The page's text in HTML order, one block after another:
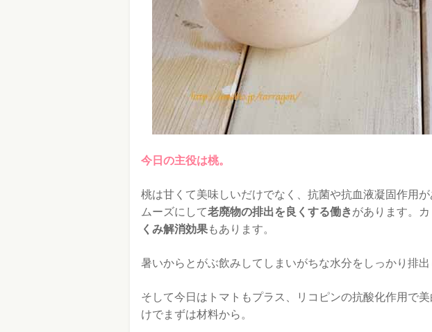
今日の主役は桃。
桃は甘くて美味しいだけでなく、抗菌や抗血液凝固作用
ムーズにして老廃物の排出を良くする働きがあります。
くみ解消効果もあります。
暑いからとがぶ飲みしてしまいがちな水分をしっかり排出
そして今日はトマトもプラス、リコピンの抗酸化作用で
けでまずは材料から。